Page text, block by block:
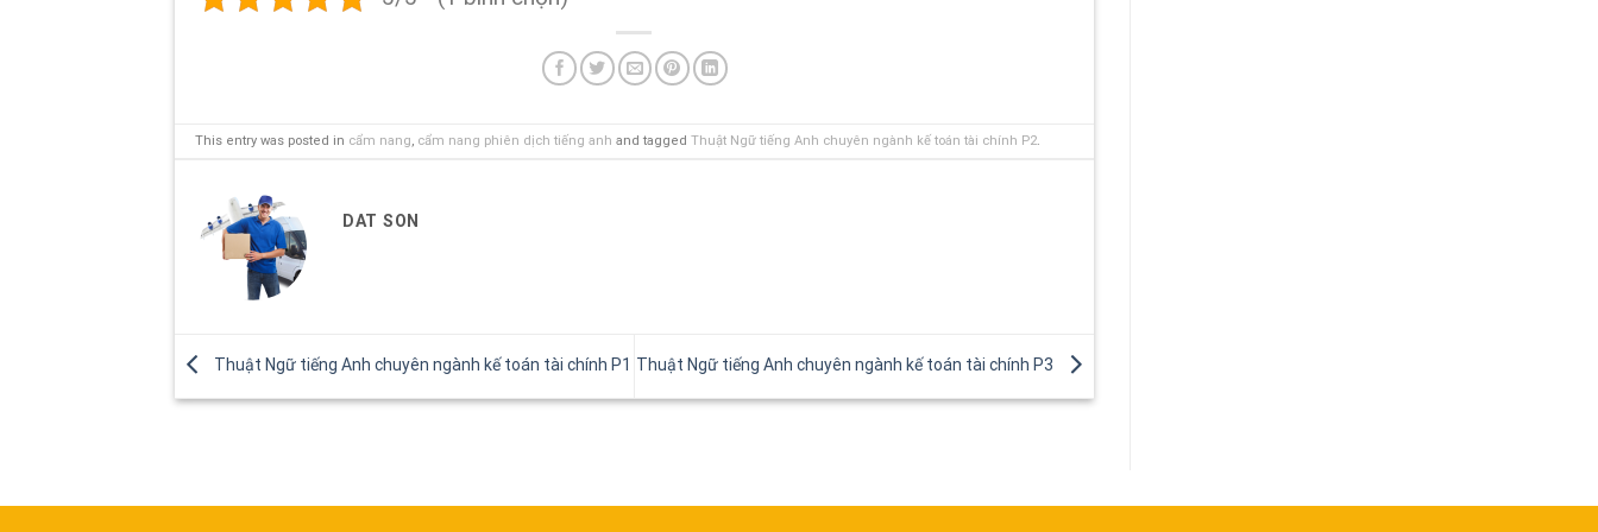
This entry was posted in cẩm nang, cẩm nang phiên dịch tiếng anh and tagged Thuật Ngữ tiếng Anh chuyên ngành kế toán tài chính P2.
DAT SON
Thuật Ngữ tiếng Anh chuyên ngành kế toán tài chính P1 Thuật Ngữ tiếng Anh chuyên ngành kế toán tài chính P3